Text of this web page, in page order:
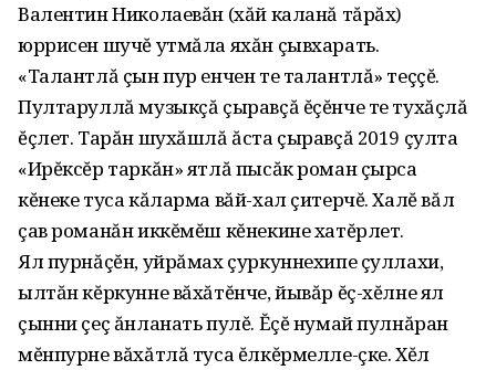
Валентин Николаевăн (хăй каланă тăрăх)
юррисен шучĕ утмăла яхăн çывхарать.
«Талантлă çын пур енчен те талантлă» теççĕ.
Пултаруллă музыкçă çыравçă ĕçĕнче те тухăçлă
ĕçлет. Тарăн шухăшлă ăста çыравçă 2019 çулта
«Ирĕксĕр таркăн» ятлă пысăк роман çырса
кĕнеке туса кăларма вăй-хал çитерчĕ. Халĕ вăл
çав романăн иккĕмĕш кĕнекине хатĕрлет.
Ял пурнăçĕн‚ уйрăмах çуркуннехипе çуллахи‚
ылтăн кĕркунне вăхăтĕнче, йывăр ĕç-хĕлне ял
çынни çеç ăнланать пулĕ. Ĕçĕ нумай пулнăран
мĕнпурне вăхăтлă туса ĕлкĕрмелле-çке. Хĕл